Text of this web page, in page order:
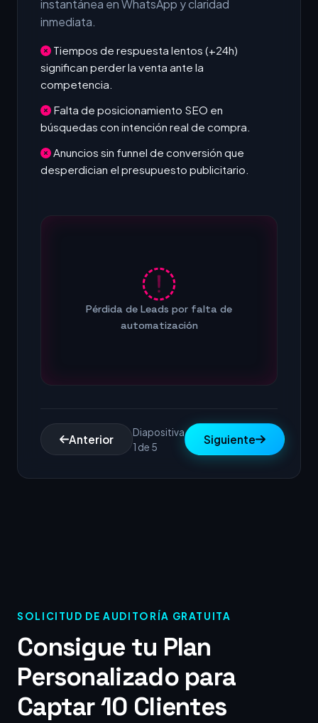
instantánea en WhatsApp y claridad
inmediata.
Tiempos de respuesta lentos (+24h)
significan perder la venta ante la
competencia.
Falta de posicionamiento SEO en
búsquedas con intención real de compra.
Anuncios sin funnel de conversión que
desperdician el presupuesto publicitario.
Pérdida de Leads por falta de
automatización
Anterior
Diapositiva
1 de 5
Siguiente
SOLICITUD DE AUDITORÍA GRATUITA
Consigue tu Plan
Personalizado para
Captar 10 Clientes